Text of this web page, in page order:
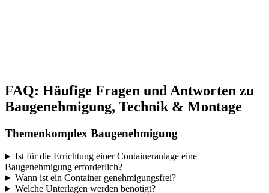
FAQ: Häufige Fragen und Antworten zu
Baugenehmigung, Technik & Montage
Themenkomplex Baugenehmigung
Ist für die Errichtung einer Containeranlage eine
Baugenehmigung erforderlich?
Wann ist ein Container genehmigungsfrei?
Welche Unterlagen werden benötigt?